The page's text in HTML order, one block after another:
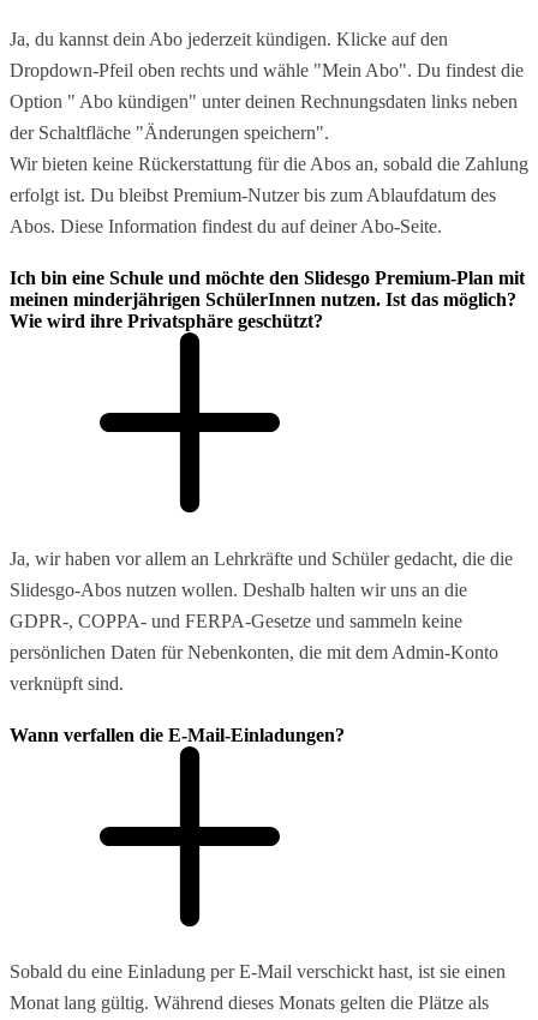
Ja, du kannst dein Abo jederzeit kündigen. Klicke auf den
Dropdown-Pfeil oben rechts und wähle "Mein Abo". Du findest die
Option " Abo kündigen" unter deinen Rechnungsdaten links neben
der Schaltfläche "Änderungen speichern".
Wir bieten keine Rückerstattung für die Abos an, sobald die Zahlung
erfolgt ist. Du bleibst Premium-Nutzer bis zum Ablaufdatum des
Abos. Diese Information findest du auf deiner Abo-Seite.
Ich bin eine Schule und möchte den Slidesgo Premium-Plan mit
meinen minderjährigen SchülerInnen nutzen. Ist das möglich?
Wie wird ihre Privatsphäre geschützt?
Ja, wir haben vor allem an Lehrkräfte und Schüler gedacht, die die
Slidesgo-Abos nutzen wollen. Deshalb halten wir uns an die
GDPR-, COPPA- und FERPA-Gesetze und sammeln keine
persönlichen Daten für Nebenkonten, die mit dem Admin-Konto
verknüpft sind.
Wann verfallen die E-Mail-Einladungen?
Sobald du eine Einladung per E-Mail verschickt hast, ist sie einen
Monat lang gültig. Während dieses Monats gelten die Plätze als